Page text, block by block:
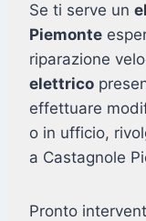
Se ti serve un
Piemonte
riparazione
elettrico
effettuare
o in ufficio,
a Castagnole
Pronto